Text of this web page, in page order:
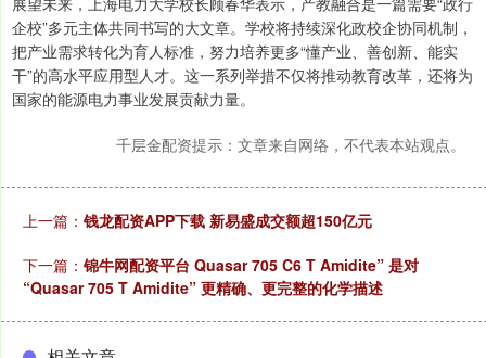
企校”多元主体共同书写的大文章。学校将持续深化政校企协同机制，
把产业需求转化为育人标准，努力培养更多“懂产业、善创新、能实
干”的高水平应用型人才。这一系列举措不仅将推动教育改革，还将为
国家的能源电力事业发展贡献力量。
千层金配资提示：文章来自网络，不代表本站观点。
上一篇： 钱龙配资APP下载 新易盛成交额超150亿元
下一篇： 锦牛网配资平台 Quasar 705 C6 T Amidite” 是对
“Quasar 705 T Amidite” 更精确、更完整的化学描述